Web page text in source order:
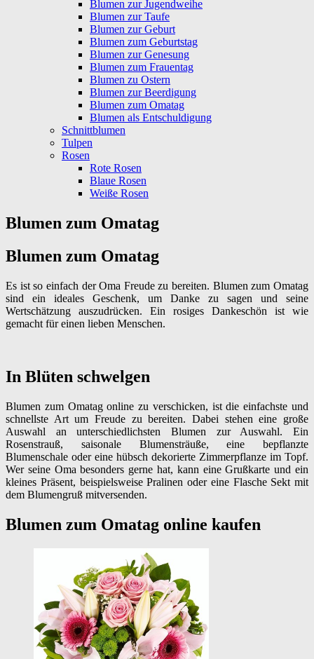
Blumen zur Jugendweihe
Blumen zur Taufe
Blumen zur Geburt
Blumen zum Geburtstag
Blumen zur Genesung
Blumen zum Frauentag
Blumen zu Ostern
Blumen zur Beerdigung
Blumen zum Omatag
Blumen als Entschuldigung
Schnittblumen
Tulpen
Rosen
Rote Rosen
Blaue Rosen
Weiße Rosen
Blumen zum Omatag
Blumen zum Omatag
Es ist so einfach der Oma Freude zu bereiten. Blumen zum Omatag
sind ein ideales Geschenk, um Danke zu sagen und seine
Wertschätzung auszudrücken. Ein rosiges Dankeschön ist wie
gemacht für einen lieben Menschen.
In Blüten schwelgen
Blumen zum Omatag online zu verschicken, ist die einfachste und
schnellste Art um Freude zu bereiten. Dabei stehen eine große
Auswahl an unterschiedlichsten Blumen zur Auswahl. Ein
Rosenstrauß, saisonale Blumensträuße, eine bepflanzte
Blumenschale oder eine hübsch dekorierte Zimmerpflanze im Topf.
Wer seine Oma besonders gerne hat, kann eine Grußkarte und ein
kleines Präsent, beispielsweise Pralinen oder eine Flasche Sekt mit
dem Blumengruß mitversenden.
Blumen zum Omatag online kaufen